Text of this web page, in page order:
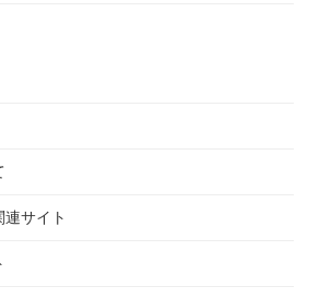
連サイト